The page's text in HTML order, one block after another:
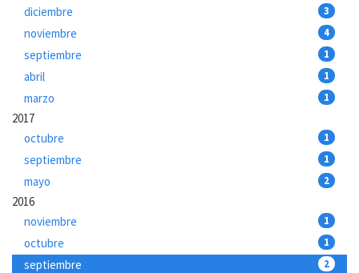
diciembre
3
noviembre 4
septiembre 1
abril 1
marzo 1
2017
octubre
1
septiembre 1
mayo 2
2016
noviembre
1
octubre 1
septiembre 2